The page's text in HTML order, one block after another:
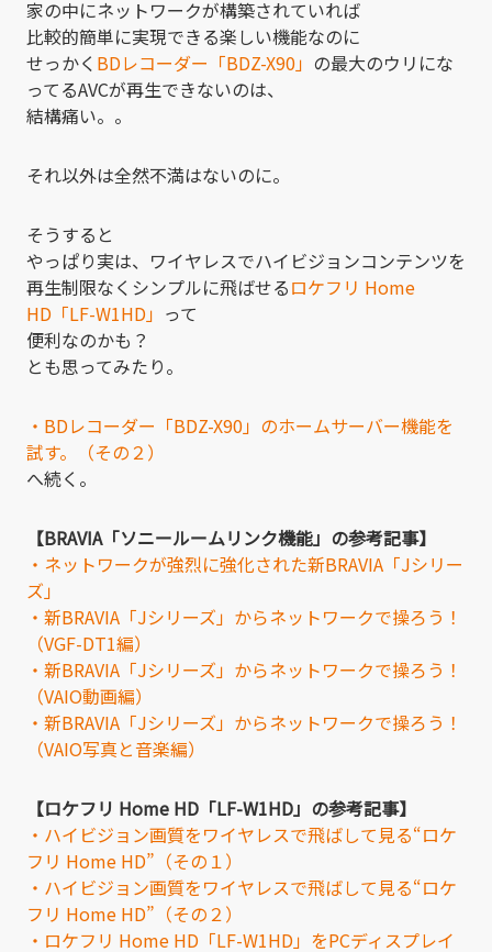
家の中にネットワークが構築されていれば
比較的簡単に実現できる楽しい機能なのに
せっかく BDレコーダー「BDZ-X90」 の最大のウリにな
ってるAVCが再生できないのは、
結構痛い。。
それ以外は全然不満はないのに。
そうすると
やっぱり実は、ワイヤレスでハイビジョンコンテンツを
再生制限なくシンプルに飛ばせるロケフリ Home
HD「LF-W1HD」 って
便利なのかも？
とも思ってみたり。
・BDレコーダー「BDZ-X90」のホームサーバー機能を
試す。（その２）
へ続く。
【BRAVIA「ソニールームリンク機能」の参考記事】
・ネットワークが強烈に強化された新BRAVIA「Jシリー
ズ」
・新BRAVIA「Jシリーズ」からネットワークで操ろう！
（VGF-DT1編）
・新BRAVIA「Jシリーズ」からネットワークで操ろう！
（VAIO動画編）
・新BRAVIA「Jシリーズ」からネットワークで操ろう！
（VAIO写真と音楽編）
【ロケフリ Home HD「LF-W1HD」の参考記事】
・ハイビジョン画質をワイヤレスで飛ばして見る“ロケ
フリ Home HD”（その１）
・ハイビジョン画質をワイヤレスで飛ばして見る“ロケ
フリ Home HD”（その２）
・ロケフリ Home HD「LF-W1HD」をPCディスプレイ